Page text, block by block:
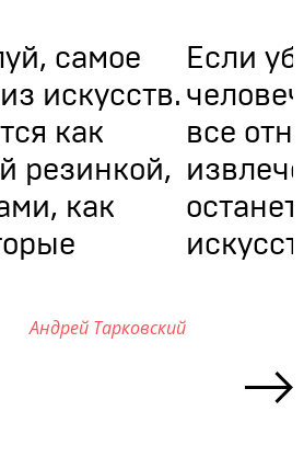
самое
искусств.
как
резинкой,
как
Андрей Тарковский
Если
все